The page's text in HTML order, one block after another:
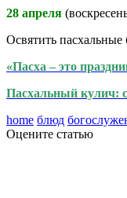
28 апреля
Освятить пасхальные
«Пасха – это
Пасхальный кулич:
home блюд
Оцените статью